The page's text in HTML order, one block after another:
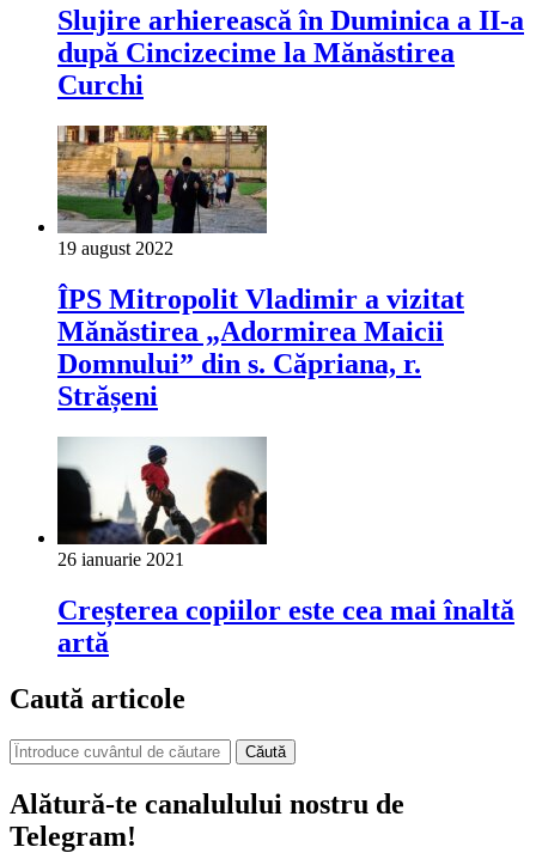
Slujire arhierească în Duminica a II-a
după Cincizecime la Mănăstirea
Curchi
19 august 2022
ÎPS Mitropolit Vladimir a vizitat
Mănăstirea „Adormirea Maicii
Domnului” din s. Căpriana, r.
Strășeni
26 ianuarie 2021
Creșterea copiilor este cea mai înaltă
artă
Caută articole
Căută
Alătură-te canalulului nostru de
Telegram!